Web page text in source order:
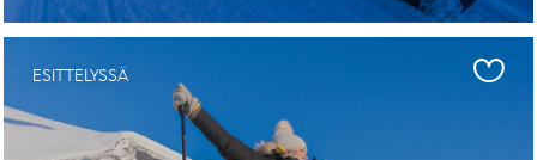
ESITTELYSSÄ